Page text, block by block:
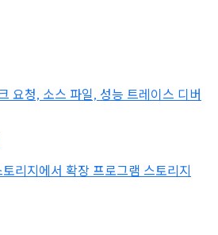
요청, 소스 파일, 성능 트레이스 디버
리지에서 확장 프로그램 스토리지